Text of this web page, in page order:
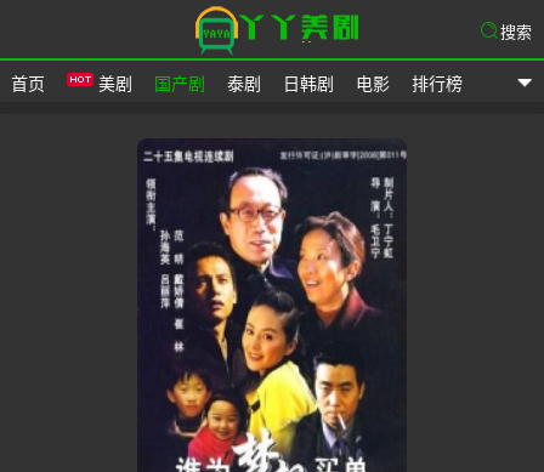
首页 美剧 国产剧 泰剧 日韩剧 电影 排行榜
搜索